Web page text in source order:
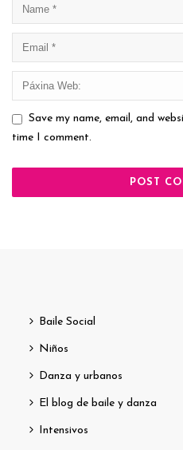
Save my name, email, and
time I comment.
Baile Social
Niños
Danza y urbanos
El blog de baile y danza
Intensivos